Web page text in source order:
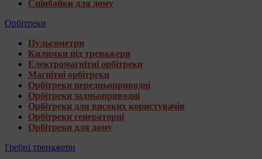
Спінбайки для дому
Орбітреки
Пульсометри
Килимки під тренажери
Електромагнітні орбітреки
Магнітні орбітреки
Орбітреки передньоприводні
Орбітреки задньоприводні
Орбітреки для високих користувачів
Орбітреки генераторні
Орбітреки для дому
Гребні тренажери